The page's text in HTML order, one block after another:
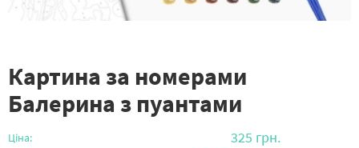
Картина за номерами
Балерина з пуантами
Ціна: 325 грн.